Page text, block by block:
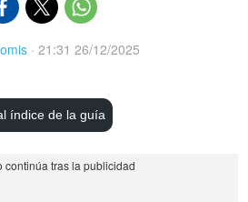
· 21:31 26/12/2025
índice de la guía